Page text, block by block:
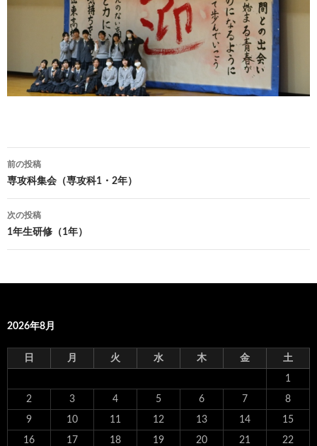
投
稿
ナ
ゲ
シ
ョ
前の投稿
専攻科集会（専攻科1・2年）
次の投稿
1年生研修（1年）
2026年8月
日 月 火 水 木 金 土
1
2 3 4 5 6 7 8
9 10 11 12 13 14 15
16 17 18 19 20 21 22